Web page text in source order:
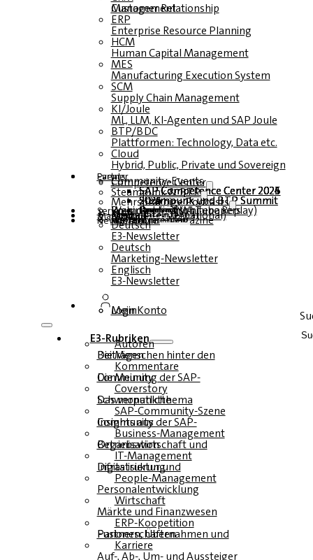
Customer Relationship Management
ERP
Enterprise Resource Planning
HCM
Human Capital Management
MES
Manufacturing Execution System
SCM
Supply Chain Management
KI/Joule
ML, LLM, KI-Agenten und SAP Joule
BTP/BDC
Plattformen: Technology, Data etc.
Cloud
Hybrid, Public, Private und Sovereign
Partner
EventsCommunity-Events
Competence Center
SAP Competence Center 2026
SAP Competence Center 2025
SAP Competence Center 2024
SAP Competence Center 2023
Steampunk & BTP
Steampunk und BTP Summit 2026
Steampunk und BTP Summit 2025
Steampunk und BTP Summit 2024
Mehrsprachige Podcasts
Deutsch
Englisch
Spanisch
Französisch
Roundtables (YouTube Replay)
Webinare und Whitepapers
Service
Formulare
Kontakt
Mediadaten DACH
Media Kit (International)
Magazin
hier abonnieren
für Abonnenten
kostenfreie Magazine
Newsletter
Deutsch
E3-Newsletter
Deutsch
Marketing-Newsletter
Englisch
E3-Newsletter
Login
Mein Konto
E3-Rubriken
Autoren
Die Menschen hinter den Beiträgen
Kommentare
Die Meinung der SAP-Community
Coverstory
Das monatliche Schwerpunktthema
SAP-Community-Szene
Insights aus der SAP-Community
Business-Management
Betriebswirtschaft und Organisation
IT-Management
Infrastruktur und Digitalisierung
People-Management
Personalentwicklung
Wirtschaft
Märkte und Finanzwesen
ERP-Koopetition
Fusionen, Übernahmen und Partnerschaften
Karriere
Auf-, Ab-, Um- und Aussteiger